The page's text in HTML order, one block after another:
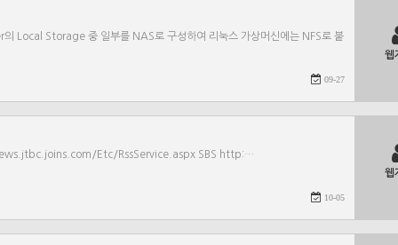
Storage 중 일부를 NAS로 구성하여 리눅스 가상머신에는 NFS로 붙
09-27
웹
Etc/RssService.aspx SBS http:…
10-05
웹